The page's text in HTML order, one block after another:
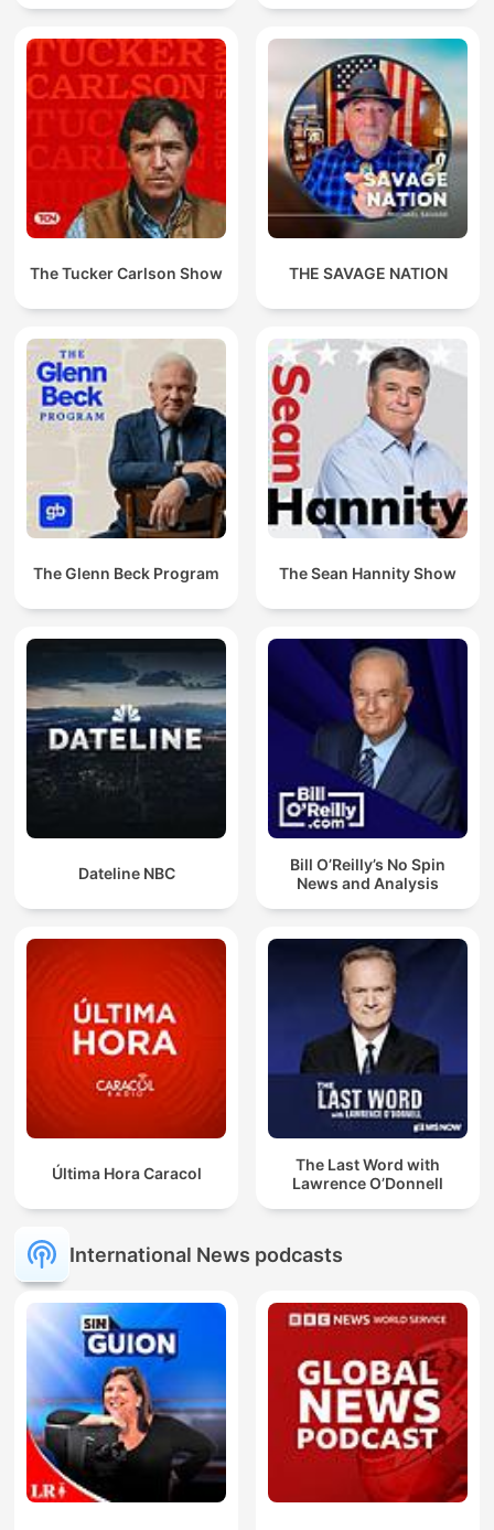
The Tucker Carlson Show THE SAVAGE NATION
The Glenn Beck Program The Sean Hannity Show
Dateline NBC
Bill O’Reilly’s No Spin
News and Analysis
Última Hora Caracol
The Last Word with
Lawrence O’Donnell
International News podcasts